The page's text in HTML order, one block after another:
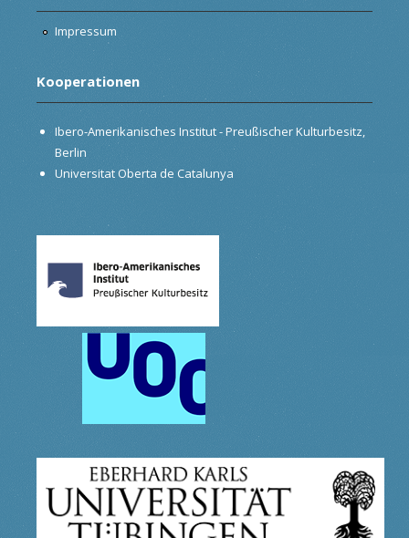
Impressum
Kooperationen
Ibero-Amerikanisches Institut - Preußischer Kulturbesitz,
Berlin
Universitat Oberta de Catalunya